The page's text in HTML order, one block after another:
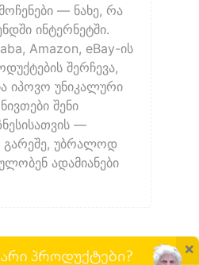
— ნახე, რა
ინტერნეტში.
Amazon, eBay-ის
შერჩევა,
იპოვო უნიკალური
შენი
—
გარეშე, უბრალოდ
ადამიანები
×